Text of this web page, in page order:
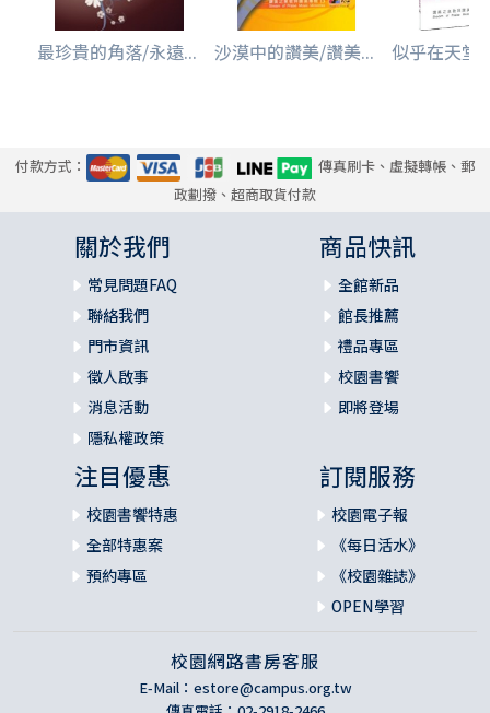
最珍貴的角落/永遠... 沙漠中的讚美/讚美... 似乎在天堂
付款方式：
傳真刷卡、虛擬轉帳、郵
政劃撥、超商取貨付款
關於我們
常見問題FAQ
聯絡我們
門市資訊
徵人啟事
消息活動
隱私權政策
商品快訊
全館新品
館長推薦
禮品專區
校園書饗
即將登場
注目優惠
校園書饗特惠
全部特惠案
預約專區
訂閱服務
校園電子報
《每日活水》
《校園雜誌》
OPEN學習
校園網路書房客服
E-Mail： estore@campus.org.tw